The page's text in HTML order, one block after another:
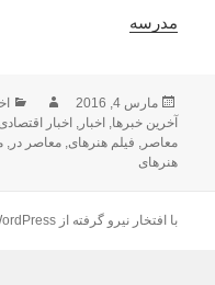
مدرسه
ارسال
شده
در
مارس 4, 2016 نویسنده
آخرین خبرها, اخبار, اخبار
معاصر, فیلم هنرهای,معاصر در,
هنرهای
با افتخار نیرو گرفته از WordPress